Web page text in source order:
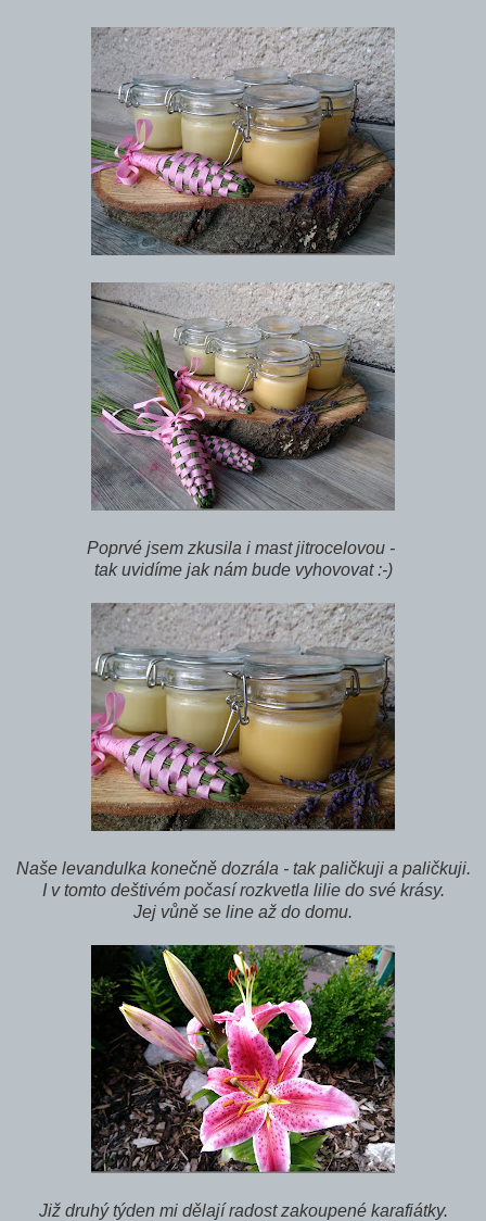
Poprvé jsem zkusila i mast jitrocelovou -
tak uvidíme jak nám bude vyhovovat :-)
Naše levandulka konečně dozrála - tak paličkuji a paličkuji.
I v tomto deštivém počasí rozkvetla lilie do své krásy.
Jej vůně se line až do domu.
Již druhý týden mi dělají radost zakoupené karafiátky.